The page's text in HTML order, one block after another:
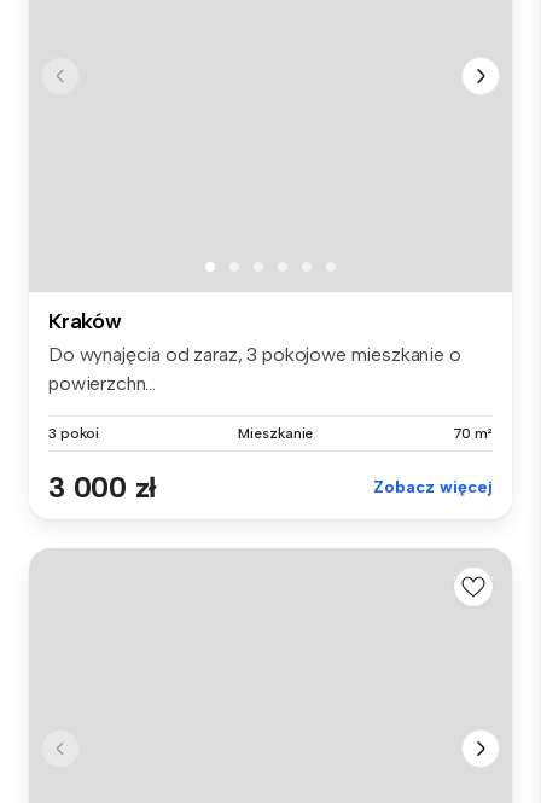
Kraków
Do wynajęcia od zaraz, 3 pokojowe mieszkanie o
powierzchn...
3 pokoi Mieszkanie 70 m²
3 000 zł Zobacz więcej